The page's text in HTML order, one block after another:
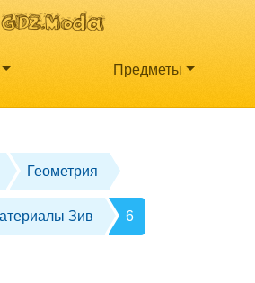
Предметы
Геометрия
Зив 6